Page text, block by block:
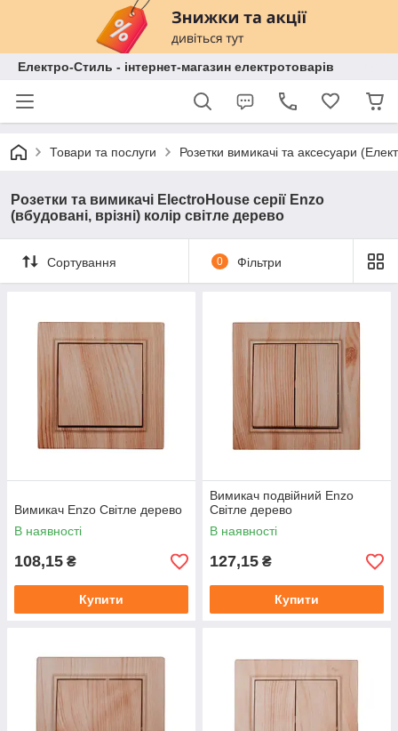
Електро-Стиль - інтернет-магазин електротоварів
Товари та послуги Розетки вимикачі та аксесуари
Розетки та вимикачі ElectroHouse серії Enzo
(вбудовані, врізні) колір світле дерево
Сортування 0 Фільтри
Вимикач Enzo Світле дерево
В наявності
108,15 ₴
Купити
Вимикач подвійний Enzo
Світле дерево
В наявності
127,15 ₴
Купити